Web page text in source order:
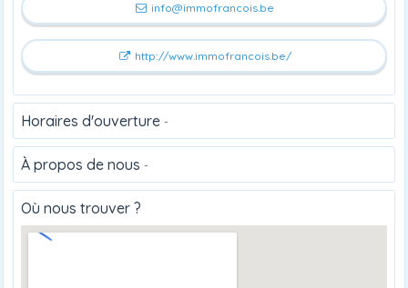
info@immofrancois.be
http://www.immofrancois.be/
Horaires d'ouverture -
À propos de nous -
Où nous trouver ?